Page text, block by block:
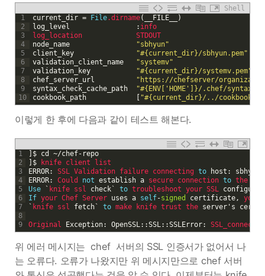
Shell
1
2
3
4
5
6
7
8
9
10
current_dir = File.dirname( __FILE__
)
log_level
: info
log_location STDOUT
node name
"sbhyun"
client
key
"#{current_dir}/sbhyun.pem"
validation_client
name
"systemv"
validation
key
"#{current_dir}/systemv.pem"
chef_server url
"https://chefserver/
syntax_check_cache path
"#{ENV['HOME']}/.chef/
cookbook path "#{current_dir}/../cookbooks"
이렇게 한 후에 다음과 같이 테스트 해본다.
1
2
3
4
5
6
7
8
9
$ cd ~/chef- repo
$ knife client
list
ERROR: SSL Validation failure connecting to host : sbhyun
ERROR: Could not establish a secure connection to the
Use
` knife ssl check ` to troubleshoot your SSL
If your Chef Server uses a self-signed certificate, you
` knife ssl fetch ` to make knife trust the server ' s
Original Exception: OpenSSL::SSL::SSLError: SSL_connect
위 에러 메시지는 chef 서버의 SSL 인증서가 없어서 나
는 오류다. 오류가 나왔지만 위 메시지만으로 chef 서버